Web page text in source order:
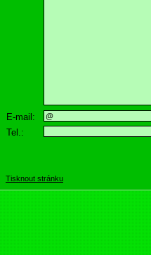
E-mail:
Tel.:
Tisknout stránku